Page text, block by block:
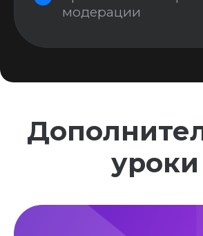
сложных задач:). Базу данных
развернуть на свём сервере и
ни от кого не зависеть. Хороший
А также готовые
миниуроки